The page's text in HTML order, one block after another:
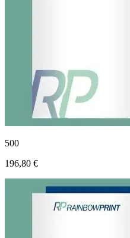
500
196,80 €